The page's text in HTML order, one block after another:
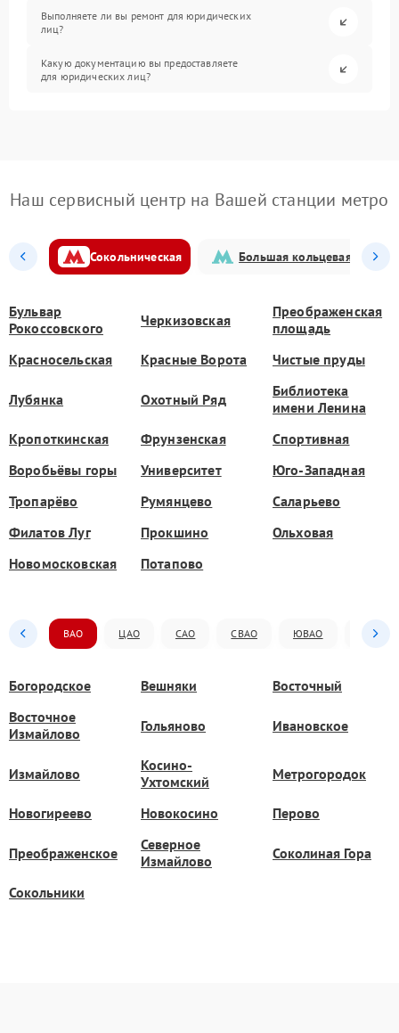
Выполняете ли вы ремонт для юридических
лиц?
Какую документацию вы предоставляете
для юридических лиц?
Наш сервисный центр на Вашей станции метро
Сокольническая Большая кольцевая
Бульвар
Рокоссовского
Черкизовская
Преображенская
площадь
Красносельская
Красные Ворота Чистые пруды
Лубянка Охотный Ряд
Библиотека
имени Ленина
Кропоткинская
Фрунзенская
Спортивная
Воробьёвы горы
Университет
Юго-Западная
Тропарёво
Румянцево
Саларьево
Филатов Луг
Прокшино
Ольховая
Новомосковская
Потапово
ВАО ЦАО САО СВАО ЮВАО ЮАО
Богородское Вешняки
Восточный
Восточное
Измайлово
Гольяново Ивановское
Измайлово
Косино-
Ухтомский
Метрогородок
Новогиреево Новокосино Перово
Преображенское
Северное
Измайлово
Соколиная Гора
Сокольники